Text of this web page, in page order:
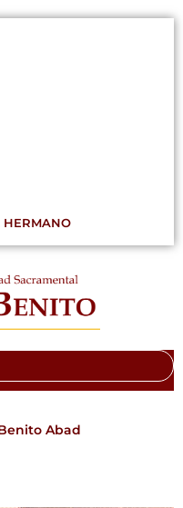
HERMANO
Abad